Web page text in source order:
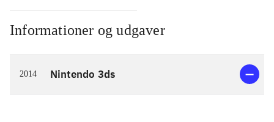
Informationer og udgaver
2014 Nintendo 3ds